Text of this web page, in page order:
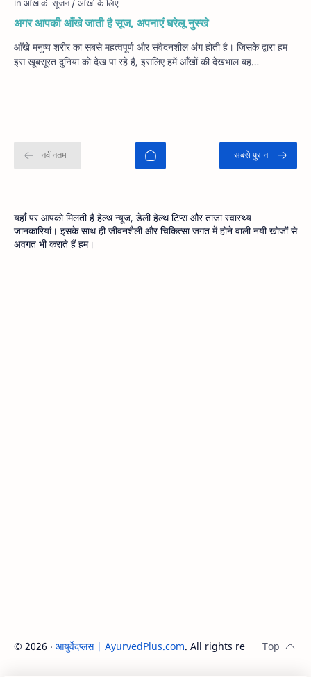
अगर आपकी आँखे जाती है सूज, अपनाएं घरेलू नुस्खे
आँखे मनुष्य शरीर का सबसे महत्वपूर्ण और संवेदनशील अंग होती है। जिसके द्वारा हम
इस खूबसूरत दुनिया को देख पा रहे है, इसलिए हमें आँखों की देखभाल बह…
यहाँ पर आपको मिलती है हेल्थ न्यूज, डेली हेल्थ टिप्स और ताजा स्वास्थ्य
जानकारियां। इसके साथ ही जीवनशैली और चिकित्सा जगत में होने वाली नयी खोजों से
अवगत भी कराते हैं हम।
© 2026 ‧ आयुर्वेदप्लस | AyurvedPlus.com. All rights reserved.